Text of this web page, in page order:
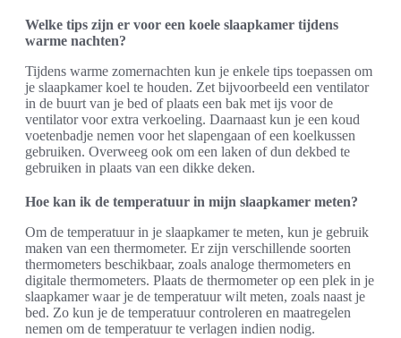
Welke tips zijn er voor een koele slaapkamer tijdens
warme nachten?
Tijdens warme zomernachten kun je enkele tips toepassen om
je slaapkamer koel te houden. Zet bijvoorbeeld een ventilator
in de buurt van je bed of plaats een bak met ijs voor de
ventilator voor extra verkoeling. Daarnaast kun je een koud
voetenbadje nemen voor het slapengaan of een koelkussen
gebruiken. Overweeg ook om een laken of dun dekbed te
gebruiken in plaats van een dikke deken.
Hoe kan ik de temperatuur in mijn slaapkamer meten?
Om de temperatuur in je slaapkamer te meten, kun je gebruik
maken van een thermometer. Er zijn verschillende soorten
thermometers beschikbaar, zoals analoge thermometers en
digitale thermometers. Plaats de thermometer op een plek in je
slaapkamer waar je de temperatuur wilt meten, zoals naast je
bed. Zo kun je de temperatuur controleren en maatregelen
nemen om de temperatuur te verlagen indien nodig.